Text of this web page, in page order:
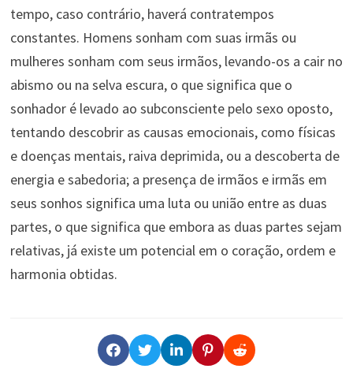
tempo, caso contrário, haverá contratempos
constantes. Homens sonham com suas irmãs ou
mulheres sonham com seus irmãos, levando-os a cair no
abismo ou na selva escura, o que significa que o
sonhador é levado ao subconsciente pelo sexo oposto,
tentando descobrir as causas emocionais, como físicas
e doenças mentais, raiva deprimida, ou a descoberta de
energia e sabedoria; a presença de irmãos e irmãs em
seus sonhos significa uma luta ou união entre as duas
partes, o que significa que embora as duas partes sejam
relativas, já existe um potencial em o coração, ordem e
harmonia obtidas.